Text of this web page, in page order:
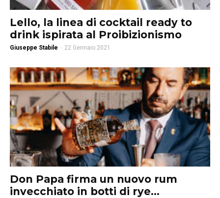
Lello, la linea di cocktail ready to
drink ispirata al Proibizionismo
Giuseppe Stabile - 22 Gennaio 2021
Don Papa firma un nuovo rum
invecchiato in botti di rye...